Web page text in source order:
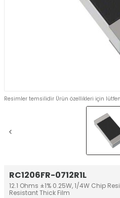
RC1206FR-0712R1L
12.1 Ohms ±1% 0.25W, 1/4W Chip
Resistant Thick Film
Resimler temsilidir Ürün özellikleri için